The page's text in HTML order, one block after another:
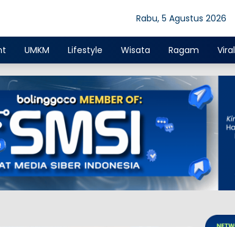
Rabu, 5 Agustus 2026
UMKM Lifestyle Wisata Ragam Viral